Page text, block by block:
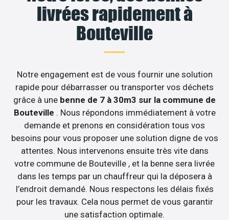
livrées rapidement à
Bouteville
Notre engagement est de vous fournir une solution
rapide pour débarrasser ou transporter vos déchets
grâce à une benne de 7 à 30m3 sur la commune de
Bouteville . Nous répondons immédiatement à votre
demande et prenons en considération tous vos
besoins pour vous proposer une solution digne de vos
attentes. Nous intervenons ensuite très vite dans
votre commune de Bouteville , et la benne sera livrée
dans les temps par un chauffreur qui la déposera à
l’endroit demandé. Nous respectons les délais fixés
pour les travaux. Cela nous permet de vous garantir
une satisfaction optimale.